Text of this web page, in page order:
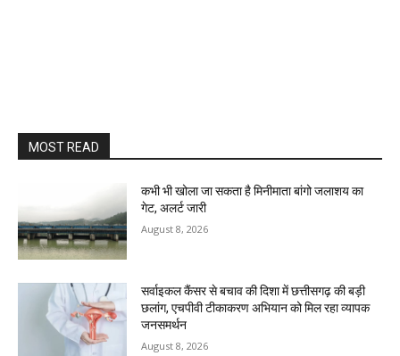
MOST READ
कभी भी खोला जा सकता है मिनीमाता बांगो जलाशय का
गेट, अलर्ट जारी
August 8, 2026
सर्वाइकल कैंसर से बचाव की दिशा में छत्तीसगढ़ की बड़ी
छलांग, एचपीवी टीकाकरण अभियान को मिल रहा व्यापक
जनसमर्थन
August 8, 2026